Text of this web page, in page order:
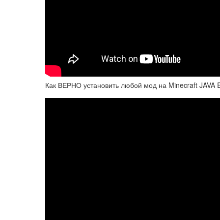
Как ВЕРНО установить любой мод на Minecraft JAVA